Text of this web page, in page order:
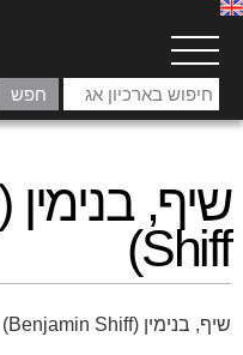
Shiff)
שיף, בנימין (Benjamin Shiff)